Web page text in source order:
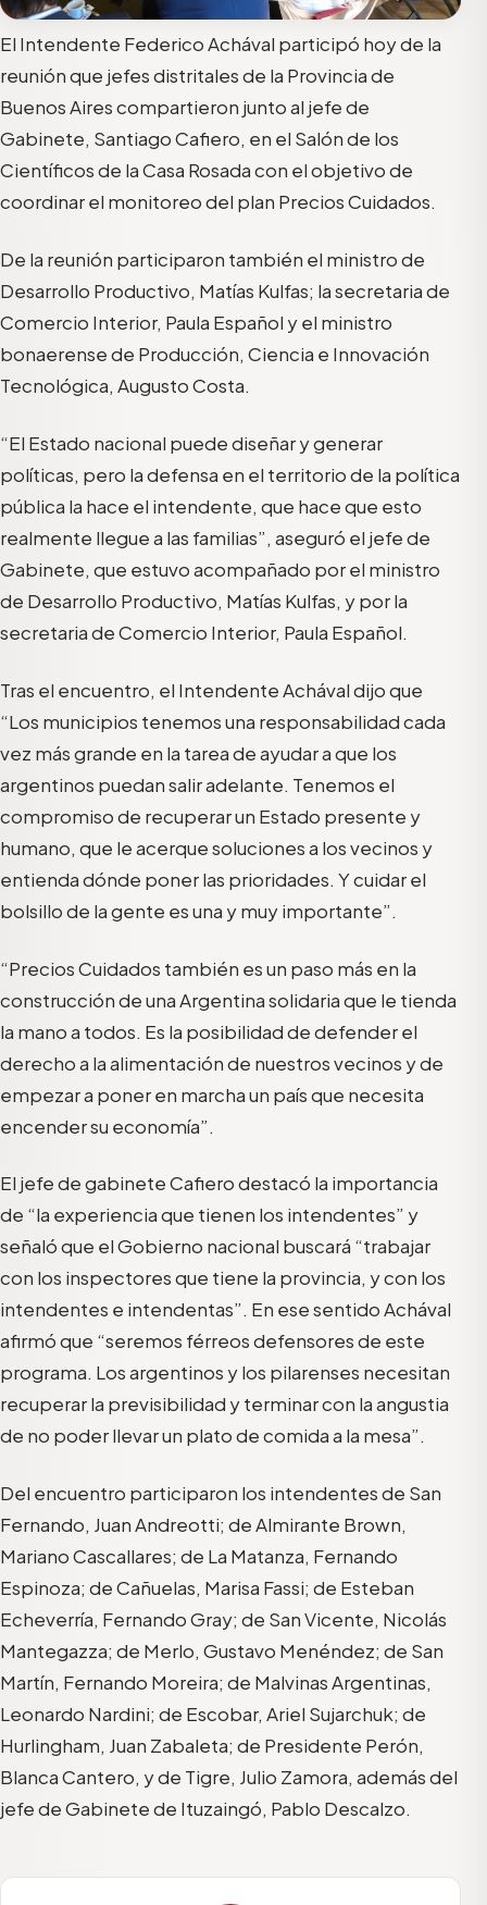
El Intendente Federico Achával participó hoy de la
reunión que jefes distritales de la Provincia de
Buenos Aires compartieron junto al jefe de
Gabinete, Santiago Cafiero, en el Salón de los
Científicos de la Casa Rosada con el objetivo de
coordinar el monitoreo del plan Precios Cuidados.
De la reunión participaron también el ministro de
Desarrollo Productivo, Matías Kulfas; la secretaria de
Comercio Interior, Paula Español y el ministro
bonaerense de Producción, Ciencia e Innovación
Tecnológica, Augusto Costa.
“El Estado nacional puede diseñar y generar
políticas, pero la defensa en el territorio de la política
pública la hace el intendente, que hace que esto
realmente llegue a las familias”, aseguró el jefe de
Gabinete, que estuvo acompañado por el ministro
de Desarrollo Productivo, Matías Kulfas, y por la
secretaria de Comercio Interior, Paula Español.
Tras el encuentro, el Intendente Achával dijo que
“Los municipios tenemos una responsabilidad cada
vez más grande en la tarea de ayudar a que los
argentinos puedan salir adelante. Tenemos el
compromiso de recuperar un Estado presente y
humano, que le acerque soluciones a los vecinos y
entienda dónde poner las prioridades. Y cuidar el
bolsillo de la gente es una y muy importante”.
“Precios Cuidados también es un paso más en la
construcción de una Argentina solidaria que le tienda
la mano a todos. Es la posibilidad de defender el
derecho a la alimentación de nuestros vecinos y de
empezar a poner en marcha un país que necesita
encender su economía”.
El jefe de gabinete Cafiero destacó la importancia
de “la experiencia que tienen los intendentes” y
señaló que el Gobierno nacional buscará “trabajar
con los inspectores que tiene la provincia, y con los
intendentes e intendentas”. En ese sentido Achával
afirmó que “seremos férreos defensores de este
programa. Los argentinos y los pilarenses necesitan
recuperar la previsibilidad y terminar con la angustia
de no poder llevar un plato de comida a la mesa”.
Del encuentro participaron los intendentes de San
Fernando, Juan Andreotti; de Almirante Brown,
Mariano Cascallares; de La Matanza, Fernando
Espinoza; de Cañuelas, Marisa Fassi; de Esteban
Echeverría, Fernando Gray; de San Vicente, Nicolás
Mantegazza; de Merlo, Gustavo Menéndez; de San
Martín, Fernando Moreira; de Malvinas Argentinas,
Leonardo Nardini; de Escobar, Ariel Sujarchuk; de
Hurlingham, Juan Zabaleta; de Presidente Perón,
Blanca Cantero, y de Tigre, Julio Zamora, además del
jefe de Gabinete de Ituzaingó, Pablo Descalzo.